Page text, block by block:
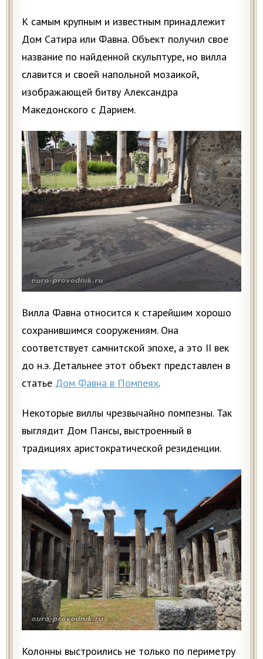
К самым крупным и известным принадлежит
Дом Сатира или Фавна. Объект получил свое
название по найденной скульптуре, но вилла
славится и своей напольной мозаикой,
изображающей битву Александра
Македонского с Дарием.
Вилла Фавна относится к старейшим хорошо
сохранившимся сооружениям. Она
соответствует самнитской эпохе, а это II век
до н.э. Детальнее этот объект представлен в
статье Дом Фавна в Помпеях.
Некоторые виллы чрезвычайно помпезны. Так
выглядит Дом Пансы, выстроенный в
традициях аристократической резиденции.
Колонны выстроились не только по периметру